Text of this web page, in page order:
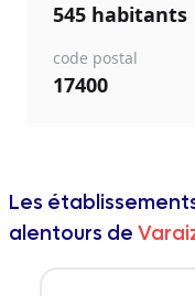
545 habitants
code postal
17400
Les
alentours de